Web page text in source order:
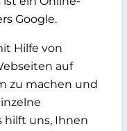
Google.
Hilfe von
auf
zu machen und
hilft uns, Ihnen